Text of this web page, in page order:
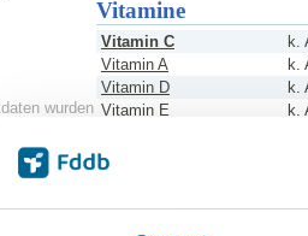
wurden
Vitamine
Vitamin C
k.
Vitamin A
k.
Vitamin D
k.
Vitamin E
k.
Vitamin B2